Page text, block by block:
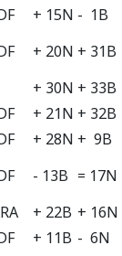
+ 15N - 1B
+ 20N + 31B
+ 30N + 33B
+ 21N + 32B
+ 28N + 9B
- 13B = 17N
+ 22B + 16N
+ 11B - 6N